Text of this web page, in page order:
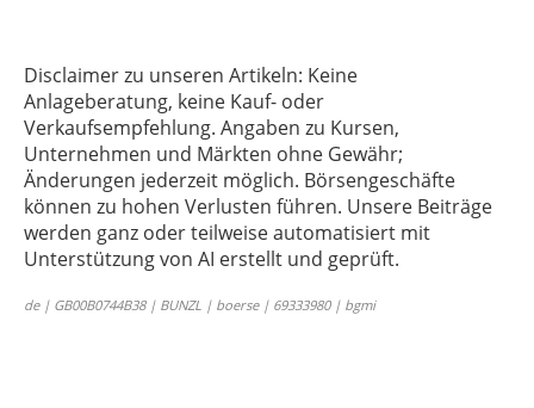
Disclaimer zu unseren Artikeln: Keine
Anlageberatung, keine Kauf- oder
Verkaufsempfehlung. Angaben zu Kursen,
Unternehmen und Märkten ohne Gewähr;
Änderungen jederzeit möglich. Börsengeschäfte
können zu hohen Verlusten führen. Unsere Beiträge
werden ganz oder teilweise automatisiert mit
Unterstützung von AI erstellt und geprüft.
de | GB00B0744B38 | BUNZL | boerse | 69333980 | bgmi